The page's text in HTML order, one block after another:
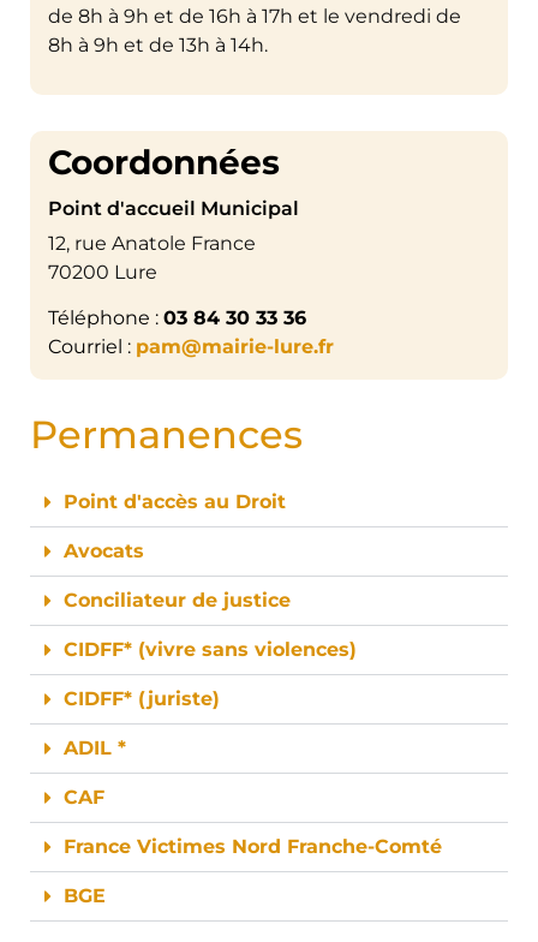
de 8h à 9h et de 16h à 17h et le vendredi de
8h à 9h et de 13h à 14h.
Coordonnées
Point d'accueil Municipal
12, rue Anatole France
70200 Lure
03 84 30 33 36
pam@mairie-lure.fr
Permanences
Point d'accès au Droit
Avocats
Conciliateur de justice
CIDFF* (vivre sans violences)
CIDFF* (juriste)
ADIL *
CAF
France Victimes Nord Franche-Comté
BGE